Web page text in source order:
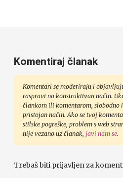
Komentiraj članak
Komentari se moderiraju i
raspravi na konstruktivan način.
člankom ili komentarom, slobodno
pristojan način. Ako se tvoj
stilske pogreške, problem s web
nije vezano uz članak, javi nam se.
Trebaš biti prijavljen za